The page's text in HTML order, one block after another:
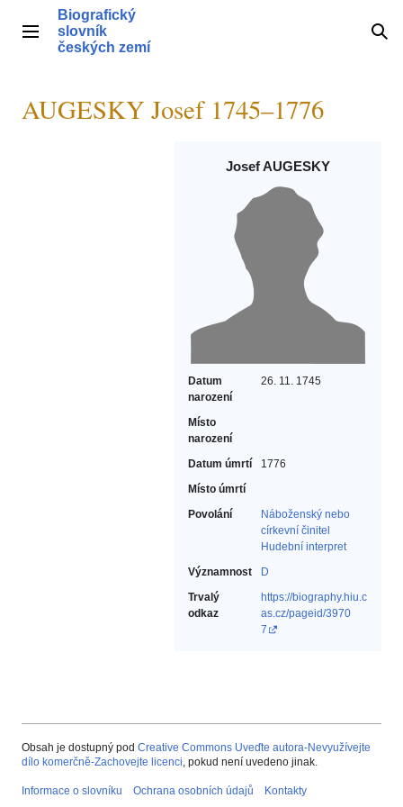
obsahHlavní menu
Biografický
slovník
českých zemí
AUGESKY Josef 1745–1776
Josef AUGESKY
Datum
narození
26. 11. 1745
Místo
narození
Datum úmrtí
1776
Místo úmrtí
Povolání
Náboženský nebo
církevní činitel‎
Hudební interpret‎
Významnost
D
Trvalý
odkaz
https://biography.hiu.c
as.cz/pageid/3970
7
Obsah je dostupný pod Creative Commons Uveďte autora-Nevyužívejte
dílo komerčně-Zachovejte licenci, pokud není uvedeno jinak.
Informace o slovníku Ochrana osobních údajů Kontakty